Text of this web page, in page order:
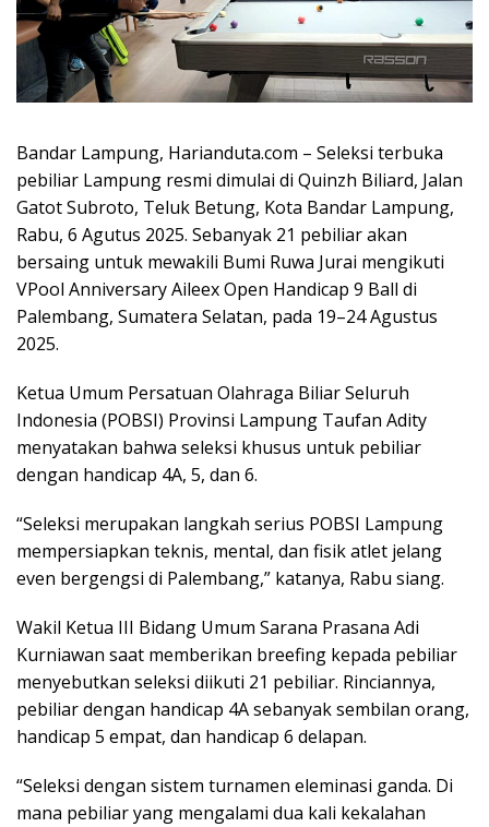
Bandar Lampung, Harianduta.com – Seleksi terbuka
pebiliar Lampung resmi dimulai di Quinzh Biliard, Jalan
Gatot Subroto, Teluk Betung, Kota Bandar Lampung,
Rabu, 6 Agutus 2025. Sebanyak 21 pebiliar akan
bersaing untuk mewakili Bumi Ruwa Jurai mengikuti
VPool Anniversary Aileex Open Handicap 9 Ball di
Palembang, Sumatera Selatan, pada 19–24 Agustus
2025.
Ketua Umum Persatuan Olahraga Biliar Seluruh
Indonesia (POBSI) Provinsi Lampung Taufan Adity
menyatakan bahwa seleksi khusus untuk pebiliar
dengan handicap 4A, 5, dan 6.
“Seleksi merupakan langkah serius POBSI Lampung
mempersiapkan teknis, mental, dan fisik atlet jelang
even bergengsi di Palembang,” katanya, Rabu siang.
Wakil Ketua III Bidang Umum Sarana Prasana Adi
Kurniawan saat memberikan breefing kepada pebiliar
menyebutkan seleksi diikuti 21 pebiliar. Rinciannya,
pebiliar dengan handicap 4A sebanyak sembilan orang,
handicap 5 empat, dan handicap 6 delapan.
“Seleksi dengan sistem turnamen eleminasi ganda. Di
mana pebiliar yang mengalami dua kali kekalahan